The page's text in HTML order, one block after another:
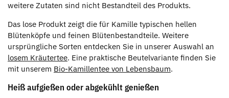
weitere Zutaten sind nicht Bestandteil des Produkts.
Das lose Produkt zeigt die für Kamille typischen hellen
Blütenköpfe und feinen Blütenbestandteile. Weitere
ursprüngliche Sorten entdecken Sie in unserer Auswahl an
losem Kräutertee. Eine praktische Beutelvariante finden Sie
mit unserem Bio-Kamillentee von Lebensbaum.
Heiß aufgießen oder abgekühlt genießen